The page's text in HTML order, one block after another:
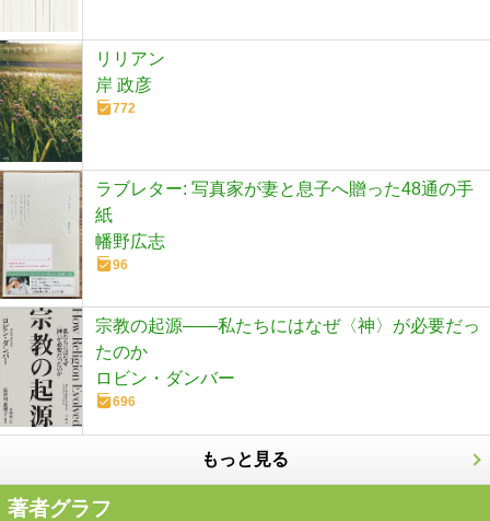
リリアン
岸 政彦
772
ラブレター: 写真家が妻と息子へ贈った48通の手
紙
幡野広志
96
宗教の起源――私たちにはなぜ〈神〉が必要だっ
たのか
ロビン・ダンバー
696
もっと見る
著者グラフ